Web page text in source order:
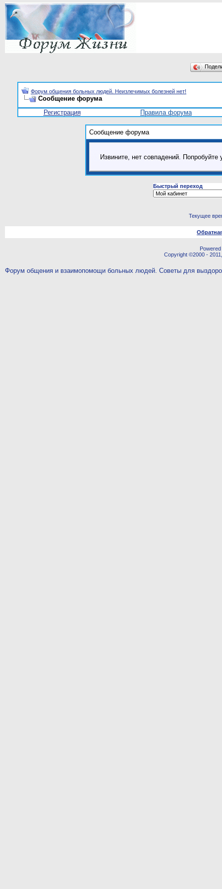
Форум общения больных людей. Неизлечимых болезней нет!
Сообщение форума
Регистрация
Правила форума
Сообщение форума
Извините, нет совпадений.
Быстрый переход
Текущее
Copyright ©2000 -
Форум общения и взаимопомощи больных людей. Советы для